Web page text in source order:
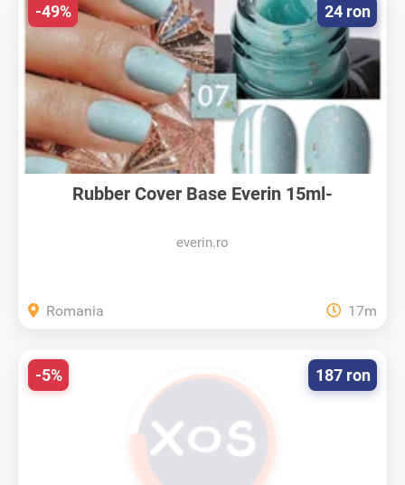
Rubber Cover Base Everin 15ml-
everin.ro
24 ron
-49%
Romania 17m
187 ron
-5%